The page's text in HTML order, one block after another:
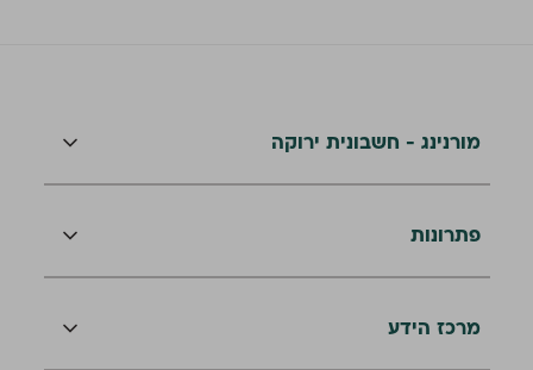
מורנינג - חשבונית ירוקה
פתרונות
מרכז הידע